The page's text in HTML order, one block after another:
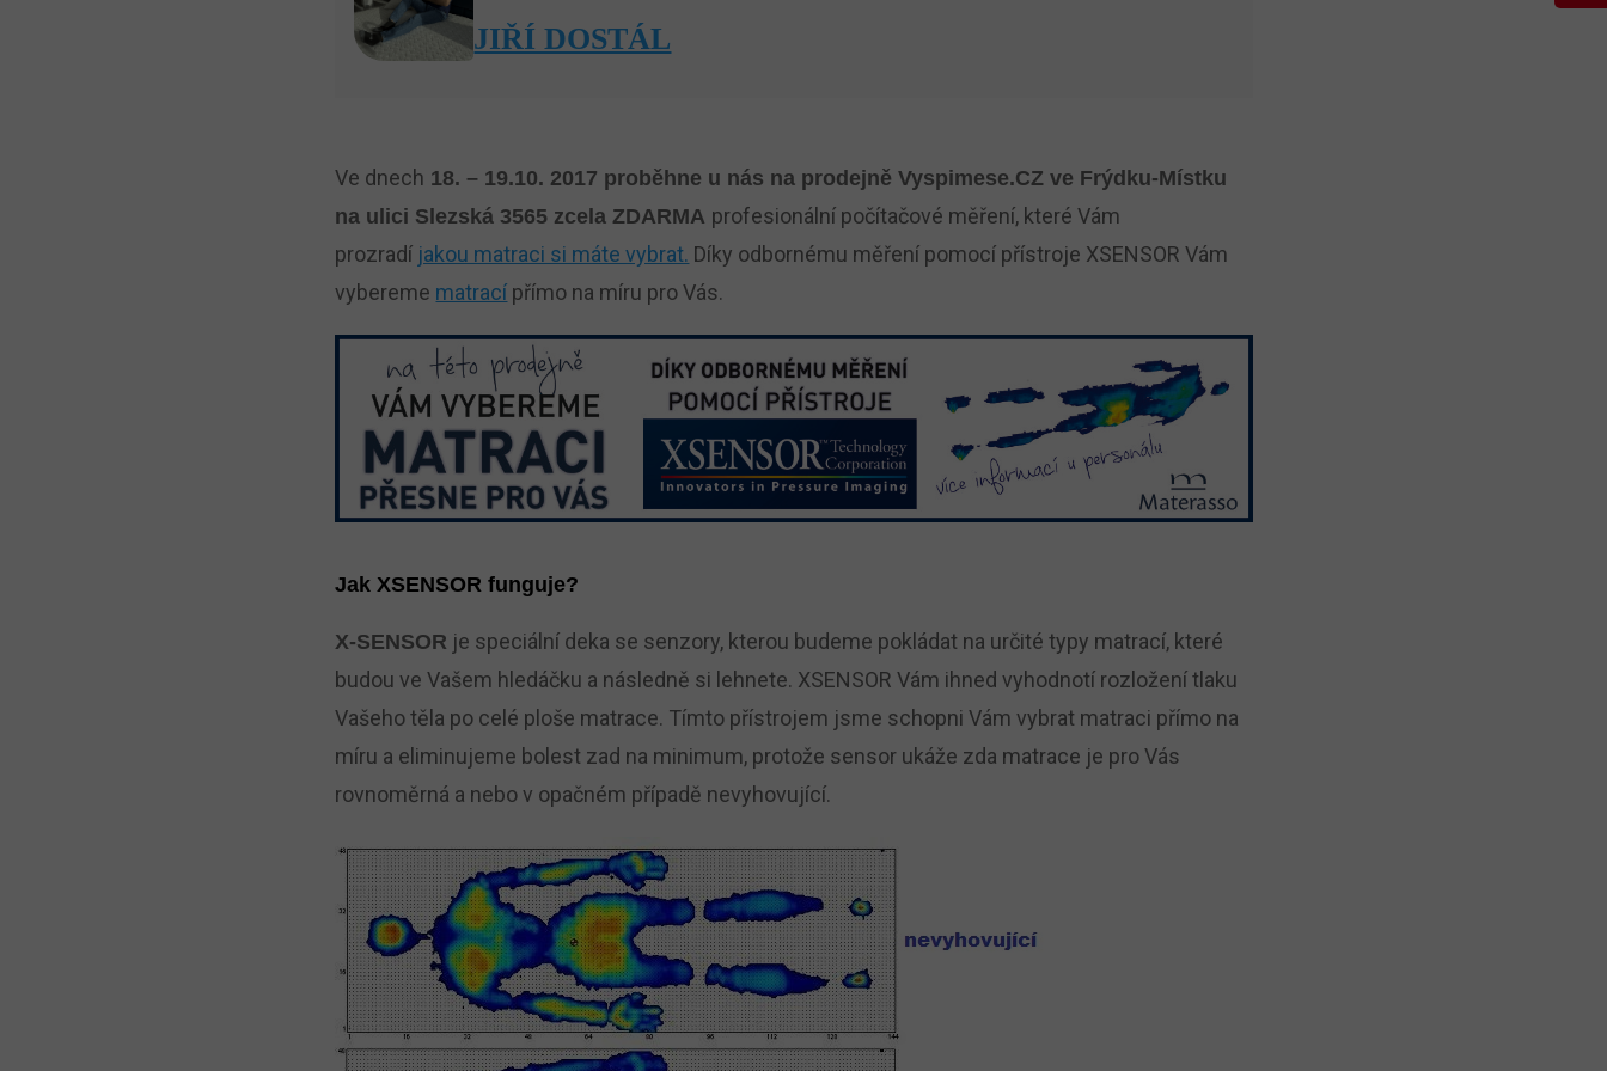
JIŘÍ DOSTÁL
Ve dnech 18. – 19.10. 2017 proběhne u nás na prodejně Vyspimese.CZ ve Frýdku-Místku
na ulici Slezská 3565 zcela ZDARMA profesionální počítačové měření, které Vám
prozradí jakou matraci si máte vybrat. Díky odbornému měření pomocí přístroje XSENSOR Vám
vybereme matrací přímo na míru pro Vás.
Jak XSENSOR funguje?
X-SENSOR je speciální deka se senzory, kterou budeme pokládat na určité typy matrací, které
budou ve Vašem hledáčku a následně si lehnete. XSENSOR Vám ihned vyhodnotí rozložení tlaku
Vašeho těla po celé ploše matrace. Tímto přístrojem jsme schopni Vám vybrat matraci přímo na
míru a eliminujeme bolest zad na minimum, protože sensor ukáže zda matrace je pro Vás
rovnoměrná a nebo v opačném případě nevyhovující.